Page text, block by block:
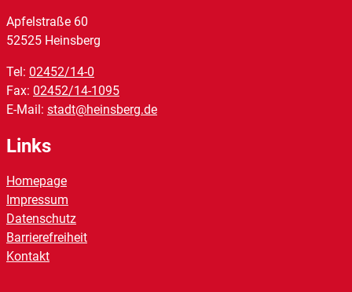
Apfelstraße 60
52525 Heinsberg
Tel: 02452/14-0
Fax: 02452/14-1095
E-Mail: stadt@heinsberg.de
Links
Homepage
Impressum
Datenschutz
Barrierefreiheit
Kontakt